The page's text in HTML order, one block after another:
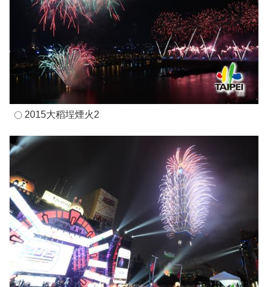
2015大稻埕煙火2